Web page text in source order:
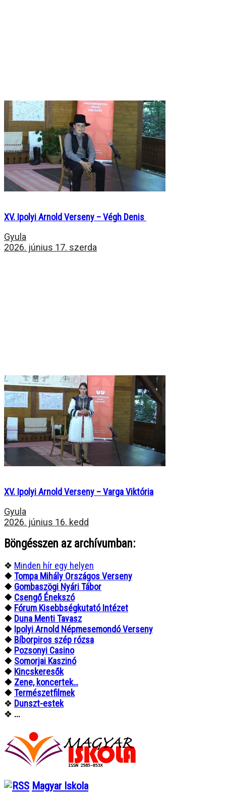
XV. Ipolyi Arnold Verseny – Végh Denis
Gyula
2026. június 17. szerda
XV. Ipolyi Arnold Verseny – Varga Viktória
Gyula
2026. június 16. kedd
Böngésszen az archívumban:
❖ Minden hír egy helyen
❖Tompa Mihály Országos Verseny
❖ Gombaszögi Nyári Tábor
❖ Csengő Énekszó
❖ Fórum Kisebbségkutató Intézet
❖ Duna Menti Tavasz
❖ Ipolyi Arnold Népmesemondó Verseny
❖ Bíborpiros szép rózsa
❖ Pozsonyi Casino
❖ Somorjai Kaszinó
❖ Kincskeresők
❖ Zene, koncertek…
❖Természetfilmek
❖ Dunszt-estek
❖ ...
Magyar Iskola